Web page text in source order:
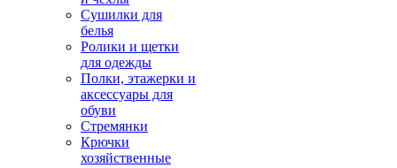
Сушилки для
белья
Ролики и щетки
для одежды
Полки, этажерки и
аксессуары для
обуви
Стремянки
Крючки
хозяйственные